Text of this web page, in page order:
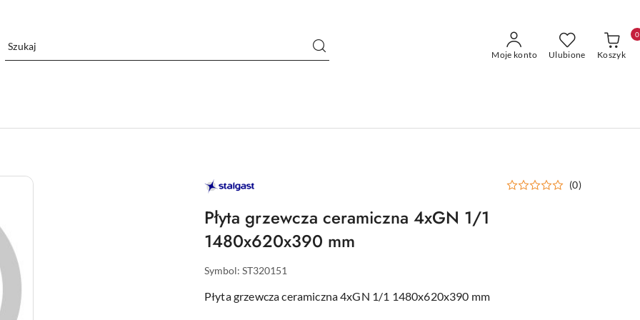
Moje konto Ulubione Koszyk
0
STALGAST
–
DLA
GASTRONOMII
(0)
Płyta grzewcza ceramiczna 4xGN 1/1
1480x620x390 mm
Symbol: ST320151
Płyta grzewcza ceramiczna 4xGN 1/1 1480x620x390 mm